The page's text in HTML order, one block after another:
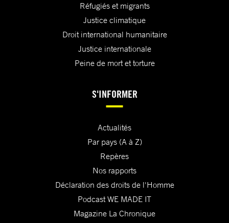
Réfugiés et migrants
Justice climatique
Droit international humanitaire
Justice internationale
Peine de mort et torture
S'INFORMER
Actualités
Par pays (A à Z)
Repères
Nos rapports
Déclaration des droits de l'Homme
Podcast WE MADE IT
Magazine La Chronique